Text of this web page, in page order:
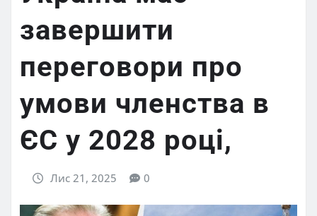
завершити
переговори про
умови членства в
ЄС у 2028 році,
Лис 21, 2025 0